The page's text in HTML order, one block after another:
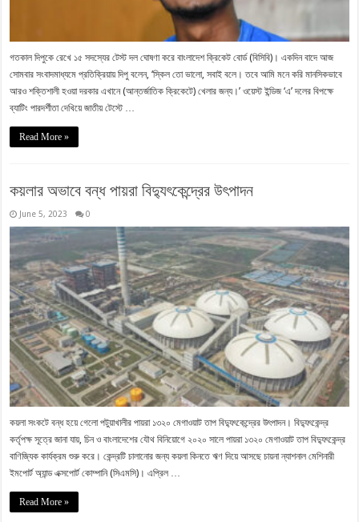
গতকাল দিপুকে রেখে ১৫ সদস্যের টেস্ট দল ঘোষণা করে বাংলাদেশ ক্রিকেট বোর্ড (বিসিবি)। একদিন বাদে আজ
সোমবার সংবাদমাধ্যমে প্রতিক্রিয়ায় দিপু বলেন, ‘স্কিল তো ভালো, সবাই বলে। তবে আমি মনে করি মানসিকভাবে
আরও শক্তিশালী হওয়া দরকার এখানে (আন্তর্জাতিক ক্রিকেটে) খেলার জন্য।’ ওয়েস্ট ইন্ডিজ ‘এ’ দলের বিপক্ষে
ব্যাটিং পারদর্শীতা দেখিয়ে জাতীয় টেস্টে …
Read More »
কয়লার অভাবে বন্ধ পায়রা বিদ্যুৎকেন্দ্রের উৎপাদন
June 5, 2023 0
কয়লা সংকটে বন্ধ হয়ে গেলো পটুয়াখালীর পায়রা ১৩২০ মেগাওয়াট তাপ বিদ্যুৎকেন্দ্রের উৎপাদন। বিদ্যুৎকেন্দ্র
কর্তৃপক্ষ সূত্রে জানা যায়, চিন ও বাংলাদেশের যৌথ বিনিয়োগে ২০২০ সালে পায়রা ১৩২০ মেগাওয়াট তাপ বিদ্যুৎকেন্দ্র
বাণিজ্যিক কার্যক্রম শুরু করে। কেন্দ্রটি চালানোর জন্য কয়লা কিনতে ঋণ দিয়ে আসছে চায়না ন্যাশনাল মেশিনারী
ইমপোর্ট অ্যান্ড এক্সপোর্ট কোম্পানি (সিএমসি)। এপ্রিল …
Read More »